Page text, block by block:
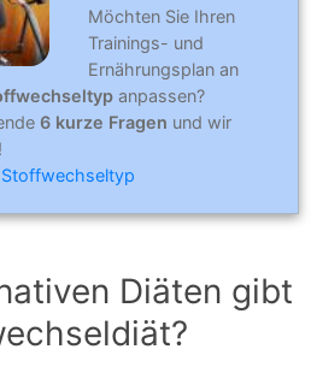
Möchten Sie Ihren
Trainings- und
Ernährungsplan an
anpassen?
6 kurze Fragen und wir
Stoffwechseltyp
Diäten gibt